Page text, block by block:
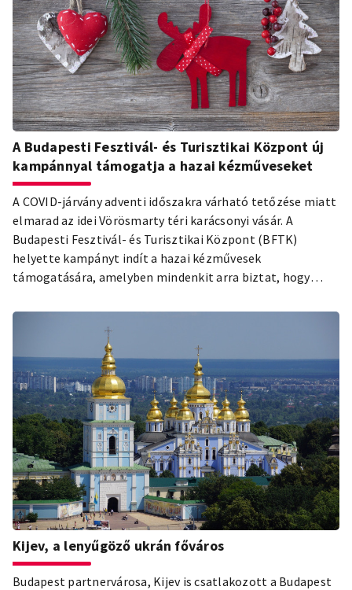
A Budapesti Fesztivál- és Turisztikai Központ új
kampánnyal támogatja a hazai kézműveseket
A COVID-járvány adventi időszakra várható tetőzése miatt
elmarad az idei Vörösmarty téri karácsonyi vásár. A
Budapesti Fesztivál- és Turisztikai Központ (BFTK)
helyette kampányt indít a hazai kézművesek
támogatására, amelyben mindenkit arra biztat, hogy
karácsonyra, ezzel támogatva a járvány miatt nehéz
helyzetbe került kézművesket. A kampányhoz további
csatlakozókat is várnak.
Kijev, a lenyűgöző ukrán főváros
Budapest partnervárosa, Kijev is csatlakozott a Budapest